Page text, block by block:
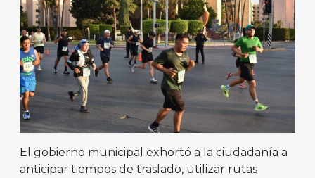
El gobierno municipal exhortó a la ciudadanía a
anticipar tiempos de traslado, utilizar rutas